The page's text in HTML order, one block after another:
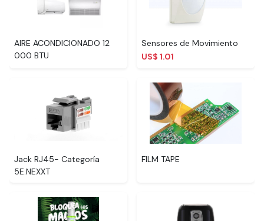
AIRE ACONDICIONADO 12
000 BTU
Sensores de Movimiento
US$ 1.01
Jack RJ45- Categoría
5E.NEXXT
FILM TAPE